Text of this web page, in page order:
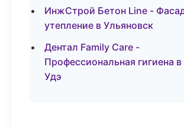
ИнжСтрой Бетон Line -
утепление в Ульяновск
Дентал Family Care -
Профессиональная гигиена
Удэ